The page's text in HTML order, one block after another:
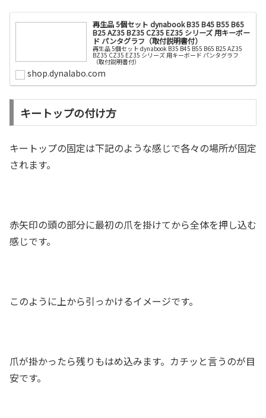
再生品 5個セット dynabook B35 B45 B55 B65
B25 AZ35 BZ35 CZ35 EZ35 シリーズ 用キーボー
ド パンタグラフ（取付説明書付）
再生品 5個セット dynabook B35 B45 B55 B65 B25 AZ35
BZ35 CZ35 EZ35 シリーズ 用キーボード パンタグラフ
（取付説明書付）
shop.dynalabo.com
キートップの付け方
キートップの固定は下記のような感じで各々の場所が固定
されます。
赤矢印の頭の部分に最初の爪を掛けてから全体を押し込む
感じです。
このように上から引っかけるイメージです。
爪が掛かったら残りもはめ込みます。カチッと言うのが目
安です。